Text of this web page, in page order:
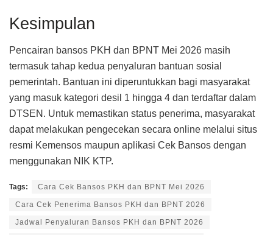
Kesimpulan
Pencairan bansos PKH dan BPNT Mei 2026 masih
termasuk tahap kedua penyaluran bantuan sosial
pemerintah. Bantuan ini diperuntukkan bagi masyarakat
yang masuk kategori desil 1 hingga 4 dan terdaftar dalam
DTSEN. Untuk memastikan status penerima, masyarakat
dapat melakukan pengecekan secara online melalui situs
resmi Kemensos maupun aplikasi Cek Bansos dengan
menggunakan NIK KTP.
Tags: Cara Cek Bansos PKH dan BPNT Mei 2026
Cara Cek Penerima Bansos PKH dan BPNT 2026
Jadwal Penyaluran Bansos PKH dan BPNT 2026